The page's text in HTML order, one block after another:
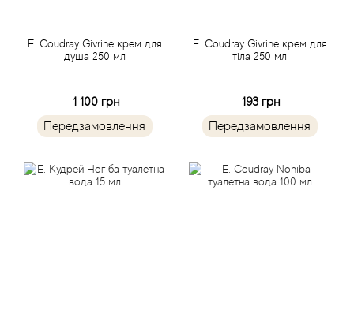
E. Coudray Givrine крем для
душа 250 мл
1 100 грн
Передзамовлення
E. Coudray Givrine крем для
тіла 250 мл
193 грн
Передзамовлення
Baldessarini